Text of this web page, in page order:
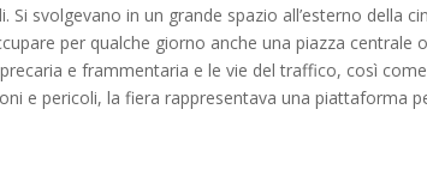
Si svolgevano in un grande spazio all’esterno della
per qualche giorno anche una piazza centrale
e frammentaria e le vie del traffico, così
e pericoli, la fiera rappresentava una piattaforma